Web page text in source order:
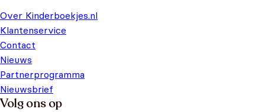
Over Kinderboekjes.nl
Klantenservice
Contact
Nieuws
Partnerprogramma
Nieuwsbrief
Volg ons op